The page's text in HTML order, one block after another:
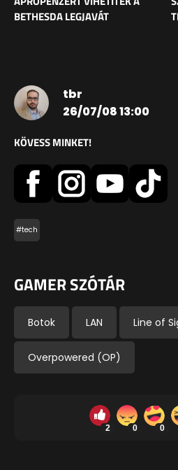
BETHESDA LEGJAVÁT
tbr
26/07/08 13:00
KÖVESS MINKET!
#tech
GAMER SZÓTÁR
Botok LAN Line of
Overpowered (OP)
2 0 0